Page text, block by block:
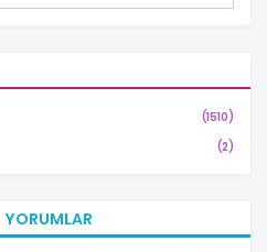
(1510)
(2)
YORUMLAR